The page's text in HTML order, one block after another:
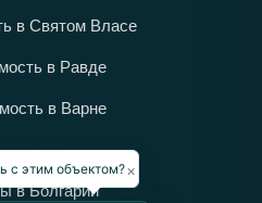
в Святом Власе
в Равде
в Варне
в Болгарии
×
с этим объектом?